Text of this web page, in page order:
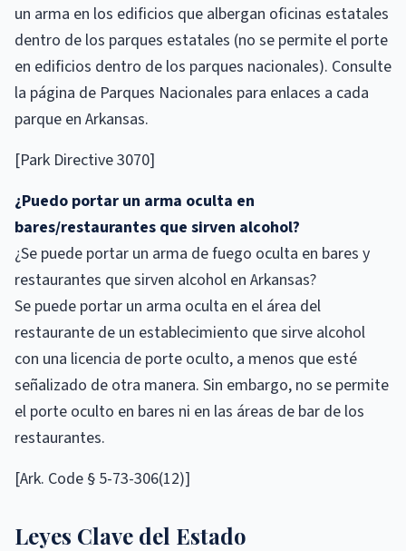
un arma en los edificios que albergan oficinas estatales
dentro de los parques estatales (no se permite el porte
en edificios dentro de los parques nacionales). Consulte
la página de Parques Nacionales para enlaces a cada
parque en Arkansas.
[Park Directive 3070]
¿Puedo portar un arma oculta en
bares/restaurantes que sirven alcohol?
¿Se puede portar un arma de fuego oculta en bares y
restaurantes que sirven alcohol en Arkansas?
Se puede portar un arma oculta en el área del
restaurante de un establecimiento que sirve alcohol
con una licencia de porte oculto, a menos que esté
señalizado de otra manera. Sin embargo, no se permite
el porte oculto en bares ni en las áreas de bar de los
restaurantes.
[Ark. Code § 5-73-306(12)]
Leyes Clave del Estado